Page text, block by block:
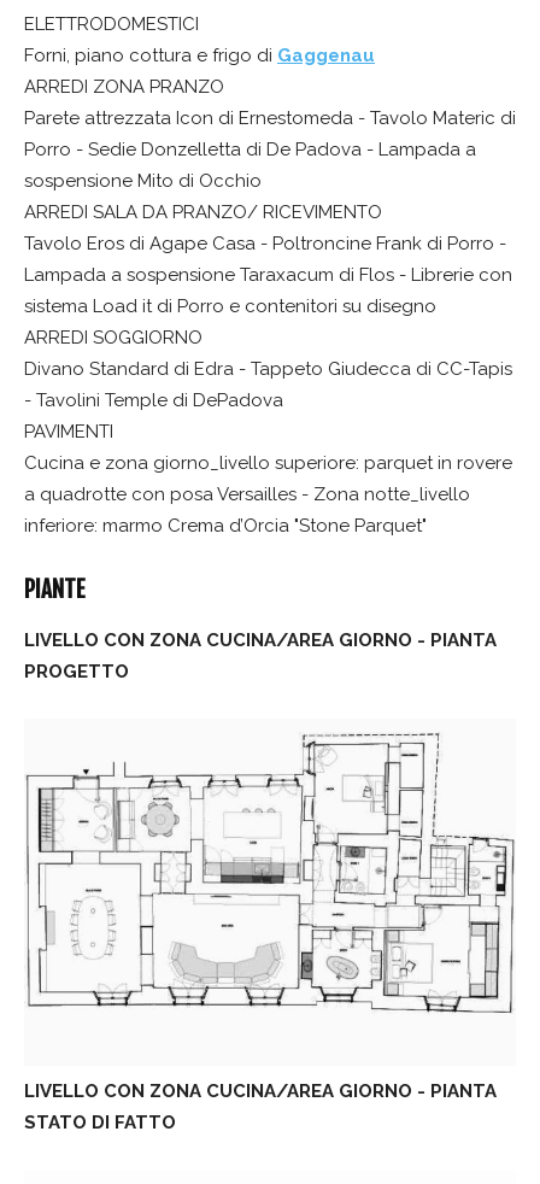
ELETTRODOMESTICI
Forni, piano cottura e frigo di Gaggenau
ARREDI ZONA PRANZO
Parete attrezzata Icon di Ernestomeda - Tavolo Materic di
Porro - Sedie Donzelletta di De Padova - Lampada a
sospensione Mito di Occhio
ARREDI SALA DA PRANZO/ RICEVIMENTO
Tavolo Eros di Agape Casa - Poltroncine Frank di Porro -
Lampada a sospensione Taraxacum di Flos - Librerie con
sistema Load it di Porro e contenitori su disegno
ARREDI SOGGIORNO
Divano Standard di Edra - Tappeto Giudecca di CC-Tapis
- Tavolini Temple di DePadova
PAVIMENTI
Cucina e zona giorno_livello superiore: parquet in rovere
a quadrotte con posa Versailles - Zona notte_livello
inferiore: marmo Crema d’Orcia "Stone Parquet"
PIANTE
LIVELLO CON ZONA CUCINA/AREA GIORNO - PIANTA
PROGETTO
LIVELLO CON ZONA CUCINA/AREA GIORNO - PIANTA
STATO DI FATTO